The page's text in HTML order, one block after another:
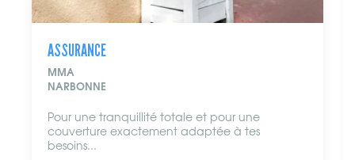
ASSURANCE
MMA
NARBONNE
Pour une tranquillité totale et pour une
couverture exactement adaptée à tes
besoins...